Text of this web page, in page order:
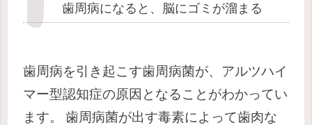
歯周病になると、脳にゴミが溜まる
歯周病を引き起こす歯周病菌が、アルツハイ
マー型認知症の原因となることがわかってい
ます。
歯周病菌が出す毒素によって歯肉な